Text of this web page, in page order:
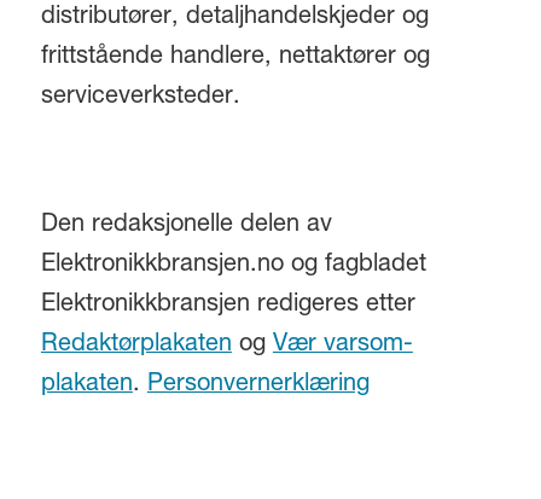
distributører, detaljhandelskjeder og
frittstående handlere, nettaktører og
serviceverksteder.
Den redaksjonelle delen av
Elektronikkbransjen.no og fagbladet
Elektronikkbransjen redigeres etter
Redaktørplakatenog Vær varsom-
plakaten. Personvernerklæring